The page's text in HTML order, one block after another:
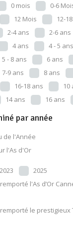
0 mois
0-6
12 Mois
12-
2-4 ans 2-6 ans
4 ans 4 - 5 ans
5 - 8 ans 6 ans
7-9 ans 8 ans
16-18 ans
10
14 ans 16 ans
par année
de l'Année
l'As d'Or
2023
2025
l'As d’Or
le prestigieux